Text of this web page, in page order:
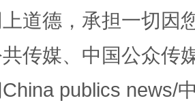
道德，承担一切因
传媒、中国公众传
publics news/